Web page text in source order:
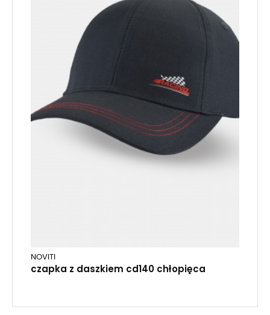
NOVITI
czapka z daszkiem cd140 chłopięca